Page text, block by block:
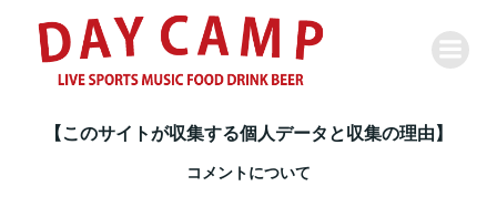
私たちのサイトアドレスは https://sample.com/ です。
【このサイトが収集する個人データと収集の理由】
コメントについて